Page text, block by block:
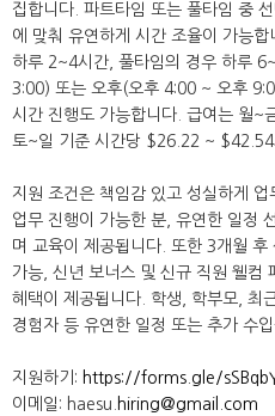
집합니다. 파트타임 또는 풀타임 중
에 맞춰 유연하게 시간 조율이 가능
하루 2~4시간, 풀타임의 경우 하루
3:00) 또는 오후(오후 4:00 ~ 오후
시간 진행도 가능합니다. 급여는 월
토~일 기준 시간당 $26.22 ~ $42.54
지원 조건은 책임감 있고 성실하게
업무 진행이 가능한 분, 유연한 일정
며 교육이 제공됩니다. 또한 3개월
가능, 신년 보너스 및 신규 직원 웰컴
혜택이 제공됩니다. 학생, 학부모, 최
경험자 등 유연한 일정 또는 추가 수
지원하기: https://forms.gle/
이메일: haesu. hiring@gmail.com